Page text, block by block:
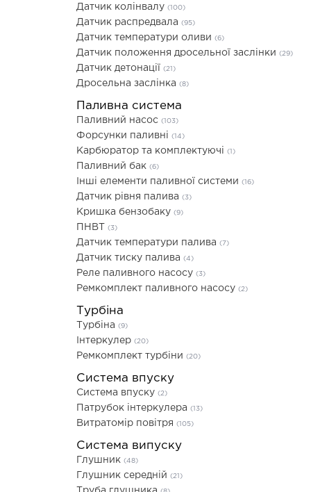
Датчик колінвалу (100)
Датчик распредвала (95)
Датчик температури оливи (6)
Датчик положення дросельної заслінки (29)
Датчик детонації (21)
Дросельна заслінка (8)
Паливна система
Паливний насос (103)
Форсунки паливні (14)
Карбюратор та комплектуючі (1)
Паливний бак (6)
Інші елементи паливної системи (16)
Датчик рівня палива (3)
Кришка бензобаку (9)
ПНВТ (3)
Датчик температури палива (7)
Датчик тиску палива (4)
Реле паливного насосу (3)
Ремкомплект паливного насосу (2)
Турбіна
Турбіна (9)
Інтеркулер (20)
Ремкомплект турбіни (20)
Система впуску
Система впуску (2)
Патрубок інтеркулера (13)
Витратомір повітря (105)
Система випуску
Глушник (48)
Глушник середній (21)